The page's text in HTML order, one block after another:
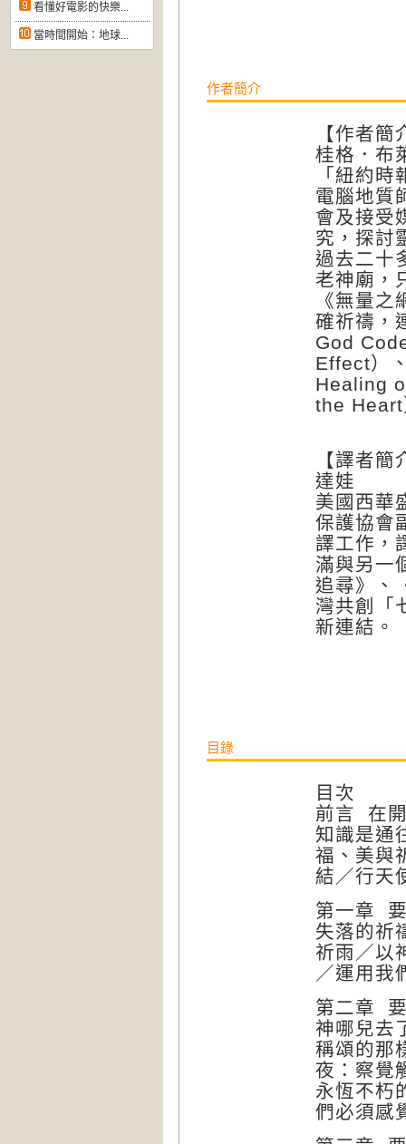
看懂好電影的快樂...
當時間開始：地球...
作者簡介
【作者簡
桂格．布
「紐約
電腦地質
會及接受
究，探討
過去二十
老神廟，
《無量
確祈禱，
God
Effect）
Healing
the Heart
【譯者簡
達娃
美國西華
保護協會
譯工作，
滿與另一
追尋》、
灣共創「
新連結。
目錄
目次
前言 在
知識是通
福、美與
結／行天
第一章
失落的祈
祈雨／以
／運用我
第二章
神哪兒去
稱頌的那
夜：察覺
永恆不朽
們必須感